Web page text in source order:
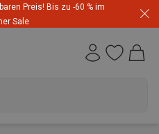
Preis! Bis zu -60 % im
Sale